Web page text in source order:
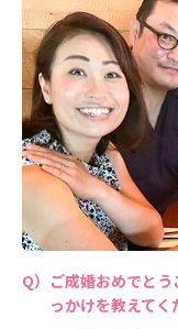
ご成婚おめでと
っかけを教えてく